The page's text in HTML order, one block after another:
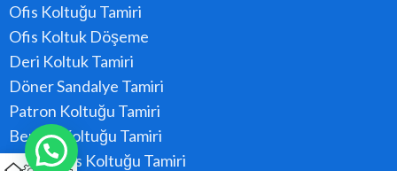
Ofis Koltuğu Tamiri
Ofis Koltuk Döşeme
Deri Koltuk Tamiri
Döner Sandalye Tamiri
Patron Koltuğu Tamiri
Berber Koltuğu Tamiri
Konferans Koltuğu Tamiri